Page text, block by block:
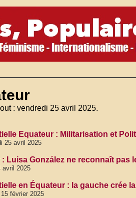
: vendredi 25 avril 2025.
Equateur : Militarisation et
25 avril 2025
: Luisa González ne reconnaît pas
avril 2025
en Équateur : la gauche crée
février 2025